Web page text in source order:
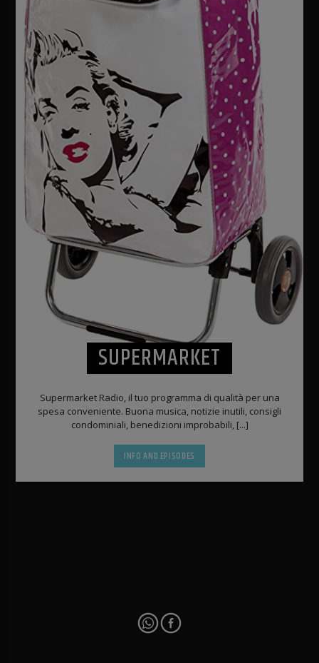
SUPERMARKET
Supermarket Radio, il tuo programma di qualità per una
spesa conveniente. Buona musica, notizie inutili, consigli
condominiali, benedizioni improbabili, [...]
INFO AND EPISODES